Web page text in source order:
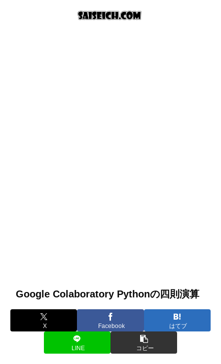
Google Colaboratory Pythonの四則演算
X Facebook はてブ
LINE コピー